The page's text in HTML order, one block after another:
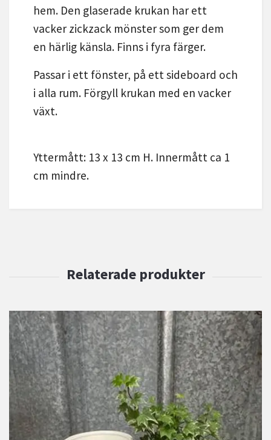
hem. Den glaserade krukan har ett
vacker zickzack mönster som ger dem
en härlig känsla. Finns i fyra färger.
Passar i ett fönster, på ett sideboard och
i alla rum. Förgyll krukan med en vacker
växt.
Yttermått: 13 x 13 cm H. Innermått ca 1
cm mindre.